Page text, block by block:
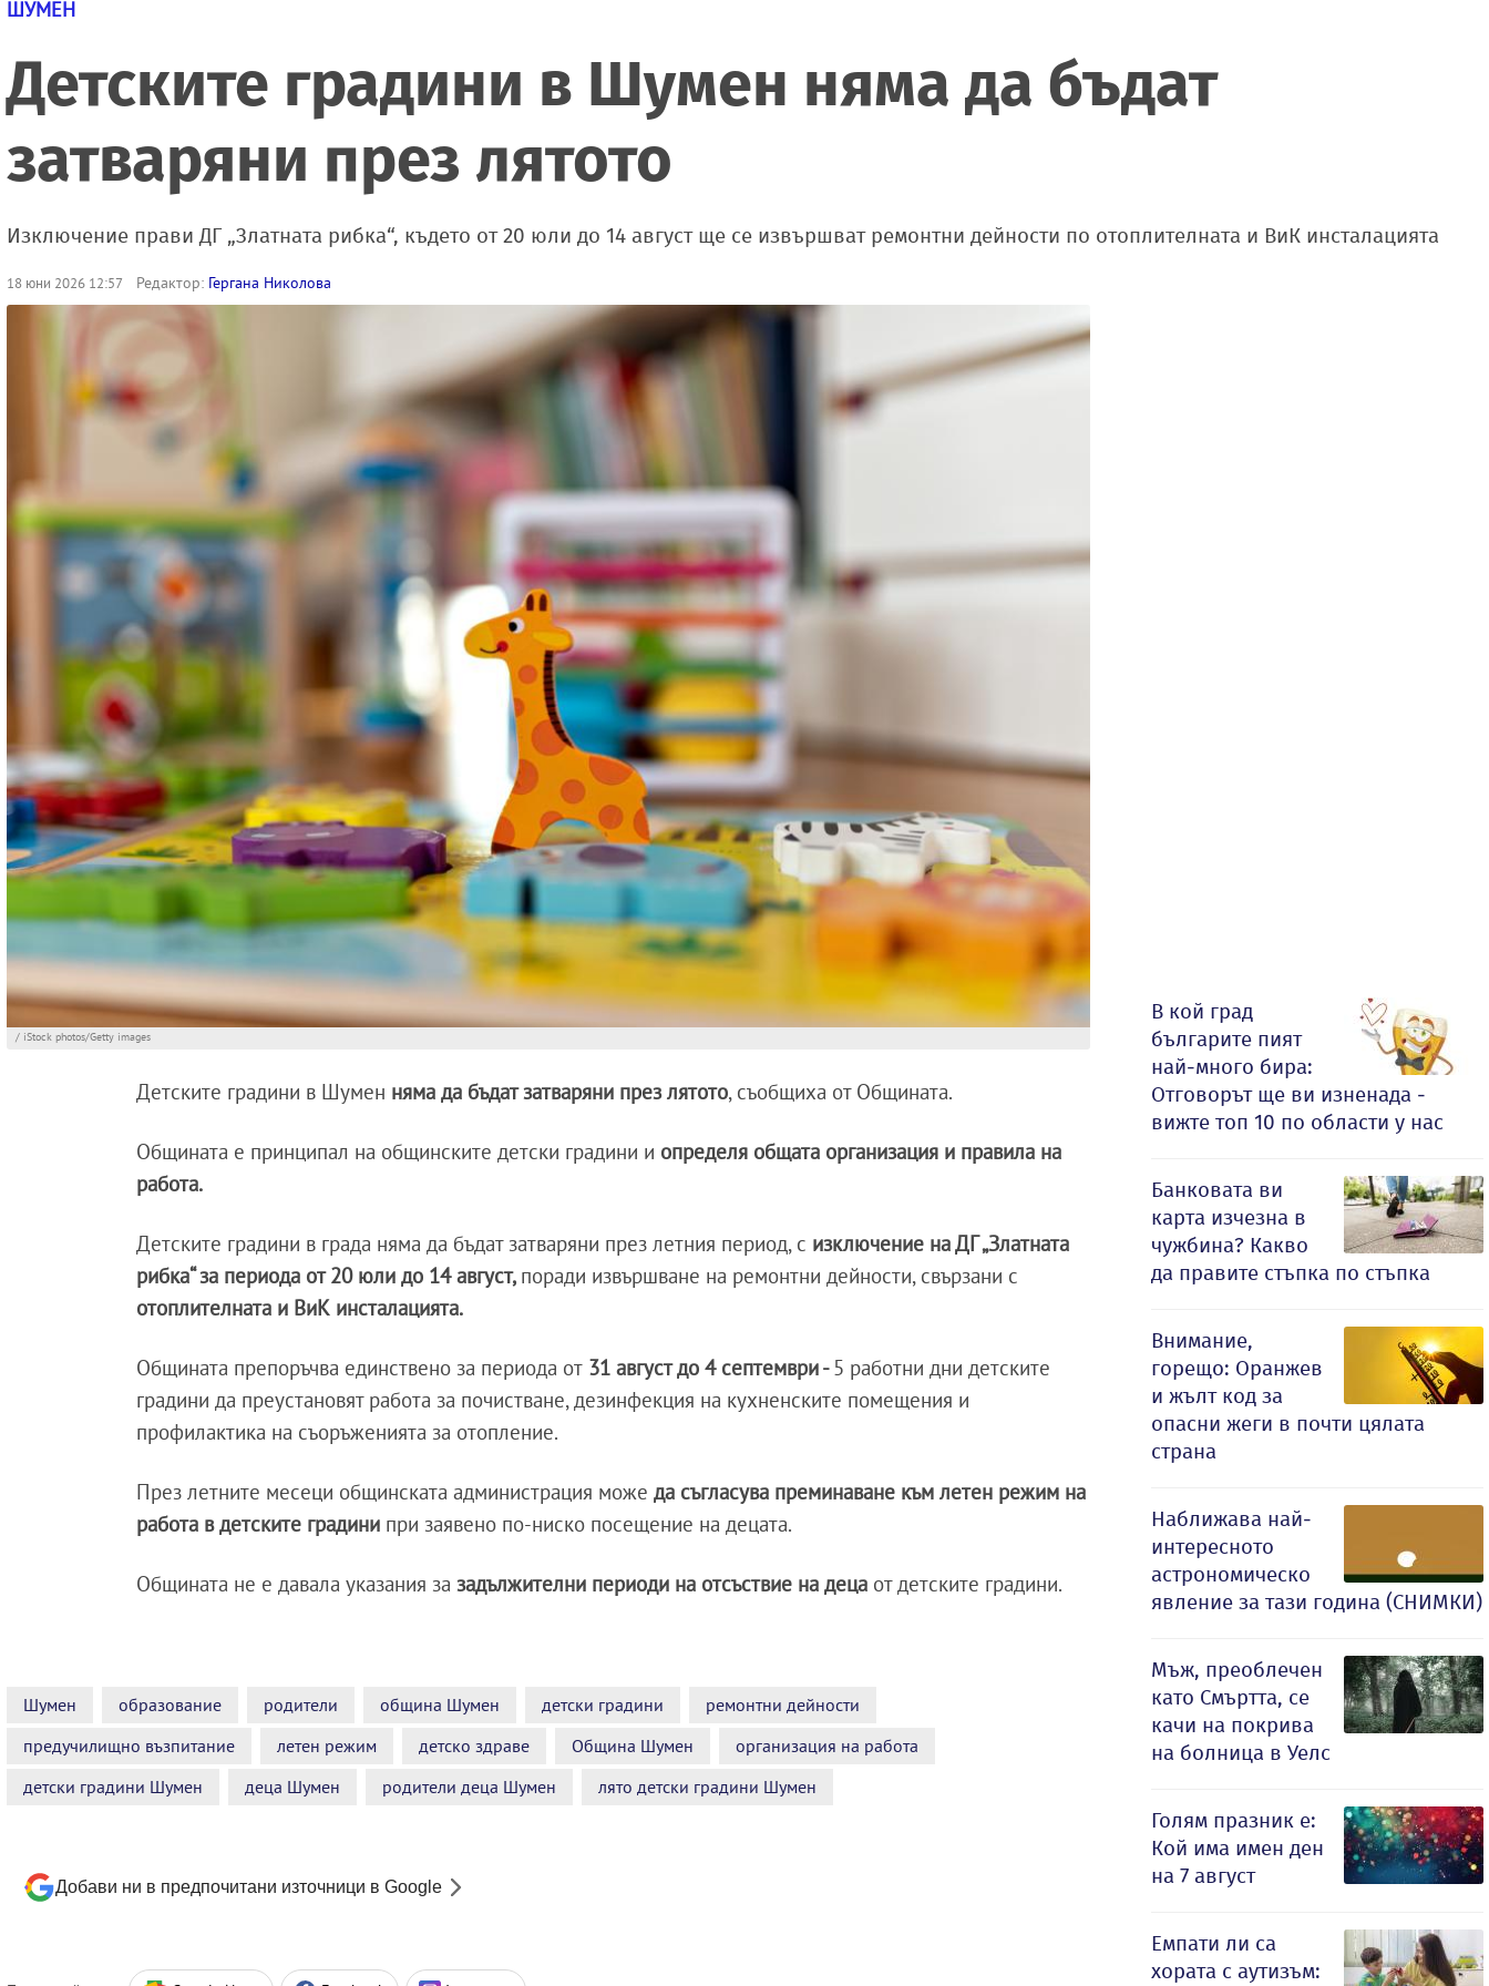
ШУМЕН
Детските градини в Шумен няма да бъдат
затваряни през лятото
Изключение прави ДГ „Златната рибка“, където от 20 юли до 14 август ще се извършват ремонтни дейности по отоплителната и ВиК инсталацията
18 юни 2026 12:57 Редактор: Гергана Николова
/ iStock photos/Getty images
Детските градини в Шумен няма да бъдат затваряни през лятото, съобщиха от Общината.
Общината е принципал на общинските детски градини и определя общата организация и правила на
работа.
Детските градини в града няма да бъдат затваряни през летния период, с изключение на ДГ „Златната
рибка“ за периода от 20 юли до 14 август, поради извършване на ремонтни дейности, свързани с
отоплителната и ВиК инсталацията.
Общината препоръчва единствено за периода от 31 август до 4 септември -5 работни дни детските
градини да преустановят работа за почистване, дезинфекция на кухненските помещения и
профилактика на съоръженията за отопление.
През летните месеци общинската администрация можеда съгласува преминаване към летен режим на
работа в детските градини при заявено по-ниско посещение на децата.
Общината не е давала указания зазадължителни периоди на отсъствие на деца от детските градини.
Шумен образование родители община Шумен детски градини
ремонтни дейности
предучилищно възпитание
летен режим детско здраве Община Шумен
организация на работа
детски градини Шумен
деца Шумен родители деца Шумен лято детски градини Шумен
Добави ни в предпочитани източници в Google
В кой град
българите пият
най-много бира:
Отговорът ще ви изненада -
вижте топ 10 по области у нас
Банковата ви
карта изчезна в
чужбина? Какво
да правите стъпка по стъпка
Внимание,
горещо: Оранжев
и жълт код за
опасни жеги в почти цялата
страна
Наближава най-
интересното
астрономическо
явление за тази година (СНИМКИ)
Мъж, преоблечен
като Смъртта, се
качи на покрива
на болница в Уелс
Голям празник е:
Кой има имен ден
на 7 август
Емпати ли са
хората с аутизъм: